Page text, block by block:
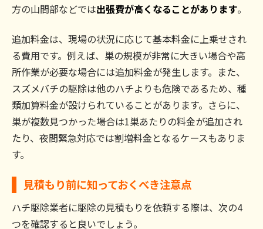
方の山間部などでは出張費が高くなることがあります。
追加料金は、現場の状況に応じて基本料金に上乗せされ
る費用です。例えば、巣の規模が非常に大きい場合や高
所作業が必要な場合には追加料金が発生します。また、
スズメバチの駆除は他のハチよりも危険であるため、種
類加算料金が設けられていることがあります。さらに、
巣が複数見つかった場合は1巣あたりの料金が追加され
たり、夜間緊急対応では割増料金となるケースもありま
す。
見積もり前に知っておくべき注意点
ハチ駆除業者に駆除の見積もりを依頼する際は、次の4
つを確認すると良いでしょう。